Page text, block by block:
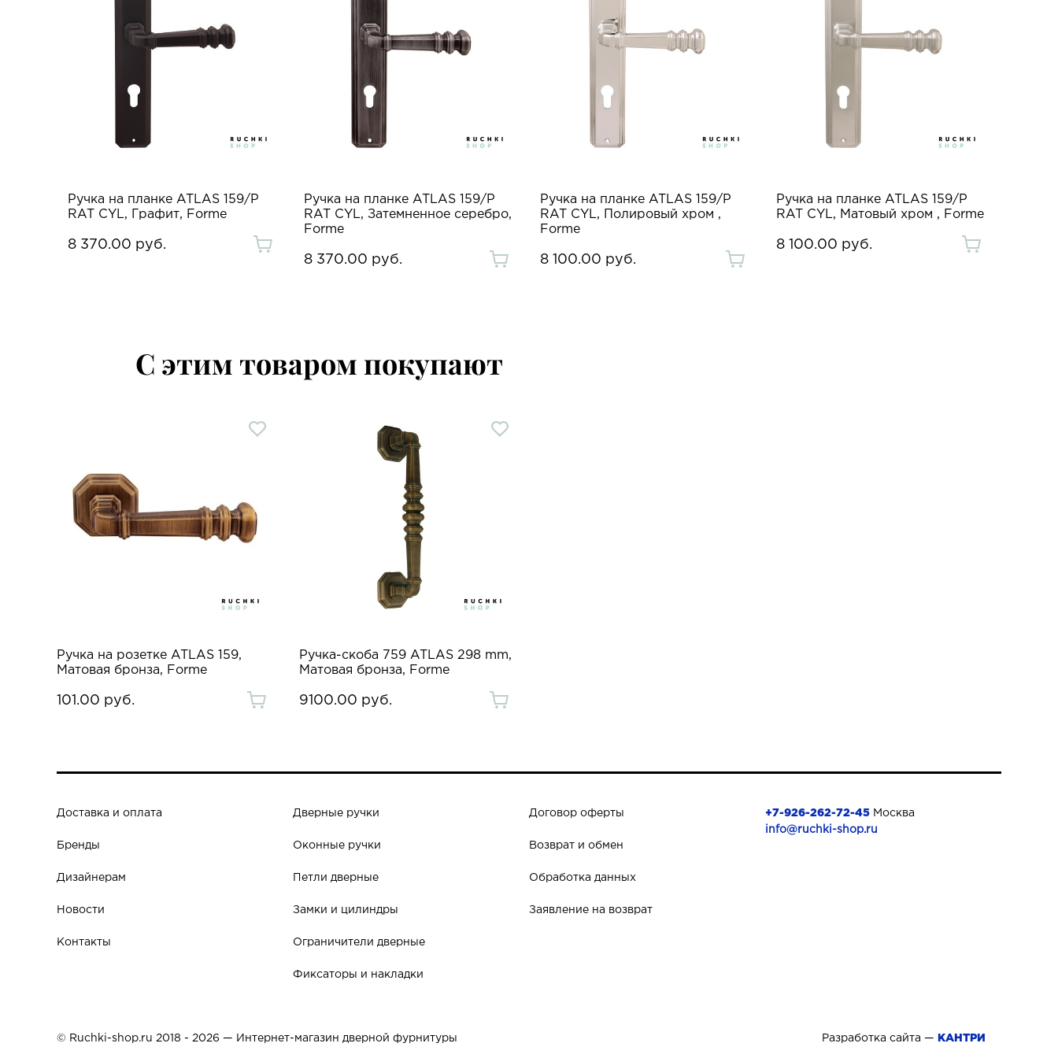
Ручка на планке ATLAS 159/P
RAT CYL, Графит, Forme
8 370.00 руб.
Ручка на планке ATLAS 159/P
RAT CYL, Затемненное серебро,
Forme
8 370.00 руб.
Ручка на планке ATLAS 159/P
RAT CYL, Полировый хром ,
Forme
8 100.00 руб.
Ручка на планке ATLAS 159/P
RAT CYL, Матовый хром , Forme
8 100.00 руб.
С этим товаром покупают
Ручка на розетке ATLAS 159,
Матовая бронза, Forme
101.00 руб.
Ручка-скоба 759 ATLAS 298 mm,
Матовая бронза, Forme
9100.00 руб.
Доставка и оплата
Бренды
Дизайнерам
Новости
Контакты
Дверные ручки
Оконные ручки
Петли дверные
Замки и цилиндры
Ограничители дверные
Фиксаторы и накладки
Договор оферты
Возврат и обмен
Обработка данных
Заявление на возврат
+7-926-262-72-45Москва
info@ruchki-shop.ru
© Ruchki-shop.ru 2018 - 2026 — Интернет-магазин дверной фурнитуры Разработка сайта — КАНТРИ